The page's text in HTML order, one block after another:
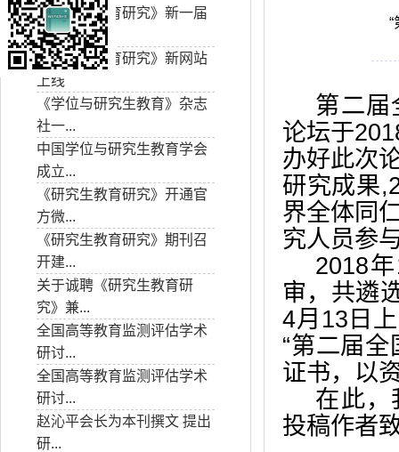
《研究生教育研究》新一届
编委...
《研究生教育研究》新网站
上线
《学位与研究生教育》杂志
社一...
中国学位与研究生教育学会
成立...
《研究生教育研究》开通官
方微...
《研究生教育研究》期刊召
开建...
关于诚聘《研究生教育研
究》兼...
全国高等教育监测评估学术
研讨...
全国高等教育监测评估学术
研讨...
赵沁平会长为本刊撰文 提出
研...
第二届
论坛于
办好此次
研究成果
界全体同
究人员参
2018年
审，共遴
4月 13 日
“第二届
证书，以
在此，
投稿作者